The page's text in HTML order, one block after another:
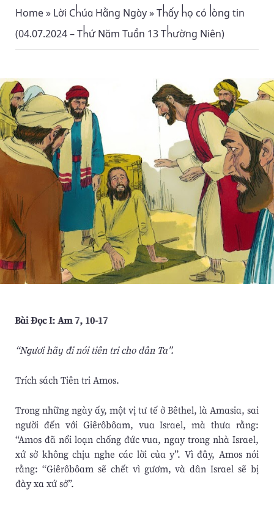
Home» Lời Chúa Hằng Ngày» Thấy họ có lòng tin
(04.07.2024 – Thứ Năm Tuần 13 Thường Niên)
Bài Ðọc I: Am 7, 10-17
“Ngươi hãy đi nói tiên tri cho dân Ta”.
Trích sách Tiên tri Amos.
Trong những ngày ấy, một vị tư tế ở Bêthel, là Amasia, sai
người đến với Giêrôbôam, vua Israel, mà thưa rằng:
“Amos đã nổi loạn chống đức vua, ngay trong nhà Israel,
xứ sở không chịu nghe các lời của y”. Vì đây, Amos nói
rằng: “Giêrôbôam sẽ chết vì gươm, và dân Israel sẽ bị
đày xa xứ sở”.